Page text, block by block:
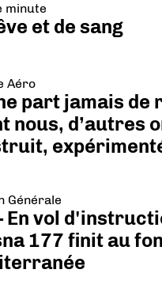
minute
et de sang
Aéro
part jamais de
nous, d’autres
Générale
En vol
177 finit au